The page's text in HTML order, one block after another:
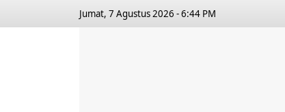
Jumat, 7 Agustus 2026 - 6:44 PM